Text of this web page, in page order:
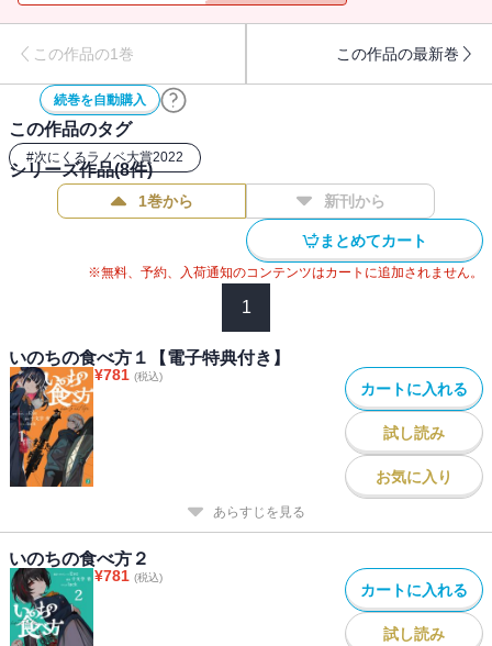
典つき】
この作品の1巻 この作品の最新巻
続巻を自動購入
この作品のタグ
#次にくるラノベ大賞2022
シリーズ作品(8件)
1巻から 新刊から
まとめてカート
※無料、予約、入荷通知のコンテンツはカートに追加されません。
1
いのちの食べ方１【電子特典付き】
¥781 (税込)
カートに入れる
試し読み
お気に入り
あらすじを見る
いのちの食べ方２
¥781 (税込)
カートに入れる
試し読み